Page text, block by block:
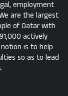
employment
are the largest
of Qatar with
actively
is to help
so as to lead